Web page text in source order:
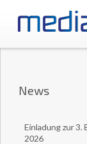
News
Einladung zur 3.
2026